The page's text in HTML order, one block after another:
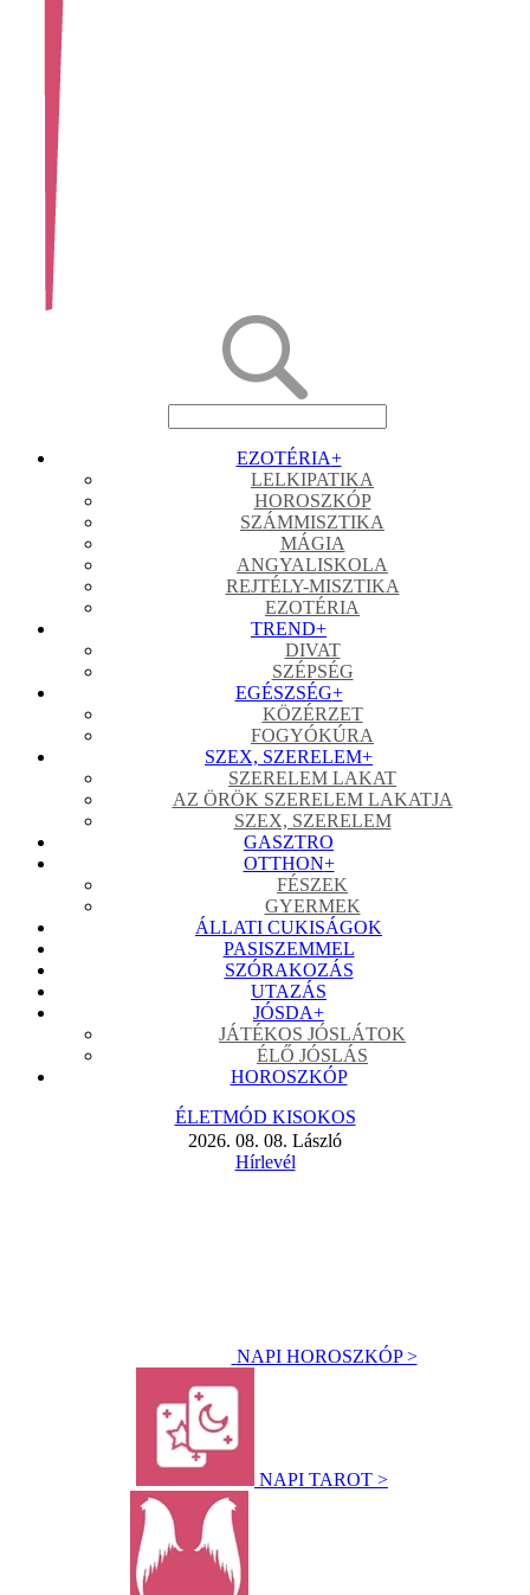
EZOTÉRIA+
LELKIPATIKA
HOROSZKÓP
SZÁMMISZTIKA
MÁGIA
ANGYALISKOLA
REJTÉLY-MISZTIKA
EZOTÉRIA
TREND+
DIVAT
SZÉPSÉG
EGÉSZSÉG+
KÖZÉRZET
FOGYÓKÚRA
SZEX, SZERELEM+
SZERELEM LAKAT
AZ ÖRÖK SZERELEM LAKATJA
SZEX, SZERELEM
GASZTRO
OTTHON+
FÉSZEK
GYERMEK
ÁLLATI CUKISÁGOK
PASISZEMMEL
SZÓRAKOZÁS
UTAZÁS
JÓSDA+
JÁTÉKOS JÓSLÁTOK
ÉLŐ JÓSLÁS
HOROSZKÓP
ÉLETMÓD KISOKOS
2026. 08. 08. László
Hírlevél
NAPI HOROSZKÓP >
NAPI TAROT >